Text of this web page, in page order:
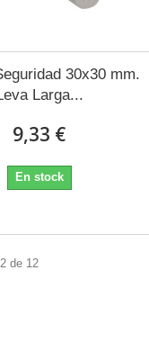
30x30 mm.
Larga...
9,33 €
En stock
de 12